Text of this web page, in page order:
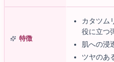
特徴
カタツム
役に立つ
肌への浸
ツヤのあ